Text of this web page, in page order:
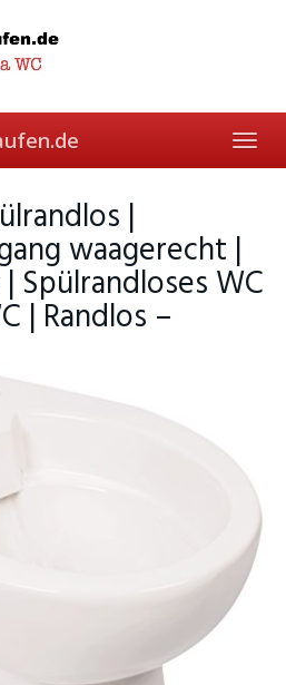
|
waagerecht |
Spülrandloses WC
| Randlos –